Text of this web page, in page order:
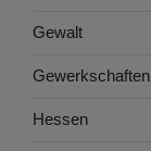
Gewalt
Gewerkschaften
Hessen